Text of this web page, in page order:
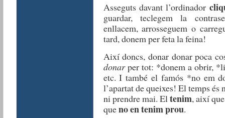
Asseguts davant l’ordinador
guardar, teclegem la
enllacem, arrosseguem o
tard, donem per feta la feina!
Així doncs, donar donar poca
donarper tot: *donem a obrir,
etc. I també el famós *no em
l’apartat de queixes! El temps és
ni prendre mai. Eltenim, així
queno en tenim prou.